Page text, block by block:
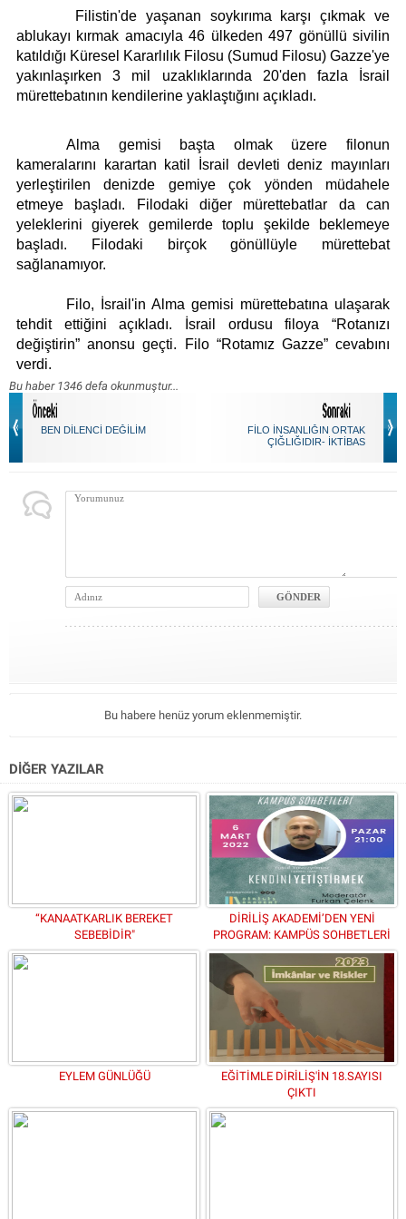
İletişim
Filistin'de yaşanan soykırıma karşı çıkmak ve
ablukayı kırmak amacıyla 46 ülkeden 497 gönüllü sivilin
katıldığı Küresel Kararlılık Filosu (Sumud Filosu) Gazze'ye
yakınlaşırken 3 mil uzaklıklarında 20'den fazla İsrail
mürettebatının kendilerine yaklaştığını açıkladı.
Alma gemisi başta olmak üzere filonun
kameralarını karartan katil İsrail devleti deniz mayınları
yerleştirilen denizde gemiye çok yönden müdahele
etmeye başladı. Filodaki diğer mürettebatlar da can
yeleklerini giyerek gemilerde toplu şekilde beklemeye
başladı. Filodaki birçok gönüllüyle mürettebat
sağlanamıyor.
Filo, İsrail'in Alma gemisi mürettebatına ulaşarak
tehdit ettiğini açıkladı. İsrail ordusu filoya “Rotanızı
değiştirin” anonsu geçti. Filo “Rotamız Gazze” cevabını
verdi.
Bu haber 1346 defa okunmuştur...
BEN DİLENCİ DEĞİLİM
FİLO İNSANLIĞIN ORTAK
ÇIĞLIĞIDIR- İKTİBAS
Bu habere henüz yorum eklenmemiştir.
DİĞER YAZILAR
“KANAATKARLIK BEREKET
SEBEBİDİR"
DİRİLİŞ AKADEMİ’DEN YENİ
PROGRAM: KAMPÜS SOHBETLERİ
EYLEM GÜNLÜĞÜ
EĞİTİMLE DİRİLİŞ'İN 18.SAYISI
ÇIKTI